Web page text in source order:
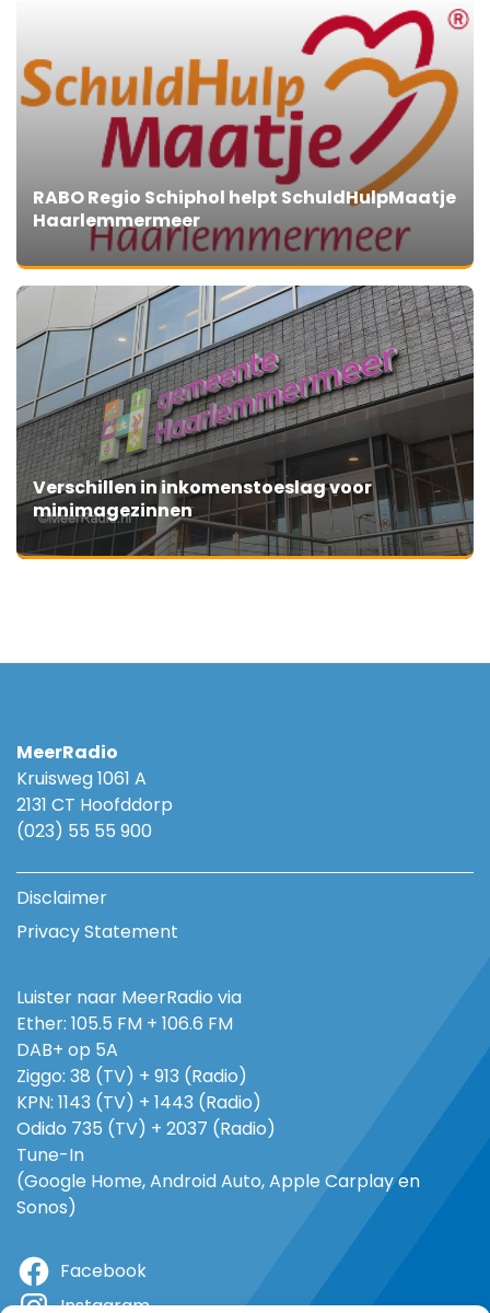
RABO Regio Schiphol helpt SchuldHulpMaatje
Haarlemmermeer
Verschillen in inkomenstoeslag voor
minimagezinnen
MeerRadio
Kruisweg 1061 A
2131 CT Hoofddorp
(023) 55 55 900
Disclaimer
Privacy Statement
Luister naar MeerRadio via
Ether: 105.5 FM + 106.6 FM
DAB+ op 5A
Ziggo: 38 (TV) + 913 (Radio)
KPN: 1143 (TV) + 1443 (Radio)
Odido 735 (TV) + 2037 (Radio)
Tune-In
(Google Home, Android Auto, Apple Carplay en
Sonos)
Facebook
Instagram